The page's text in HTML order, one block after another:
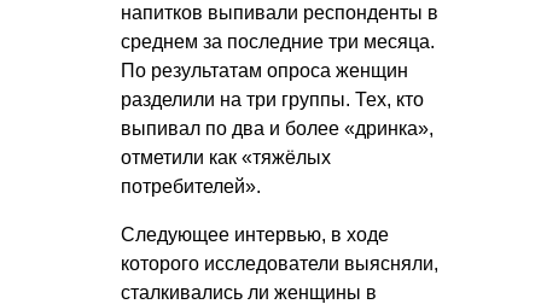
напитков выпивали респонденты в
среднем за последние три месяца.
По результатам опроса женщин
разделили на три группы. Тех, кто
выпивал по два и более «дринка»,
отметили как «тяжёлых
потребителей».
Следующее интервью, в ходе
которого исследователи выясняли,
сталкивались ли женщины в